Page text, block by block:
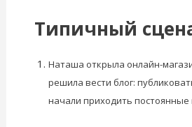
Типичный
Наташа открыла онлайн-
решила вести блог:
начали приходить